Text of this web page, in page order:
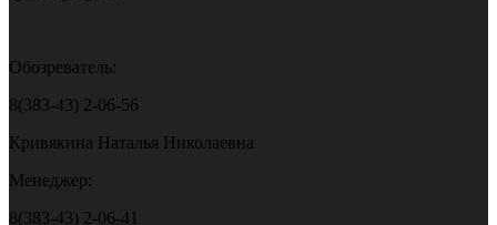
Обозреватель:
8(383-43) 2-06-56
Кривякина Наталья Николаевна
Менеджер:
8(383-43) 2-06-41